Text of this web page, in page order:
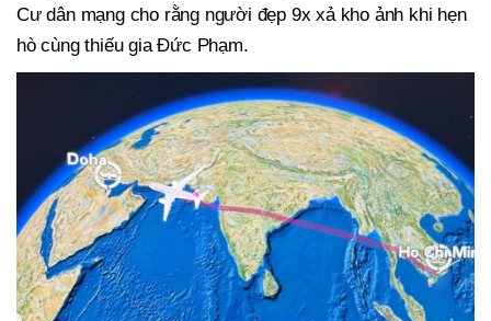
Cư dân mạng cho rằng người đẹp 9x xả kho ảnh khi hẹn
hò cùng thiếu gia Đức Phạm.